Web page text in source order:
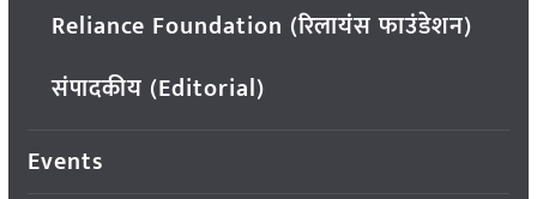
Reliance Foundation (रिलायंस फाउंडेशन)
संपादकीय (Editorial)
Events